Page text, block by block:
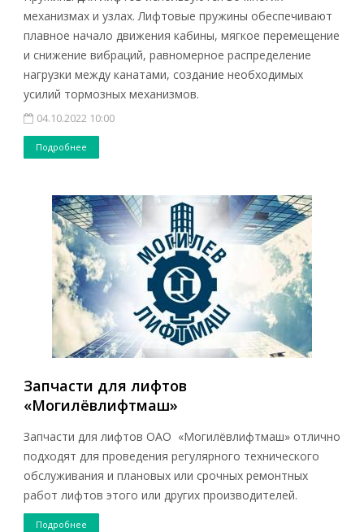
механизмах и узлах. Лифтовые пружины обеспечивают
плавное начало движения кабины, мягкое перемещение
и снижение вибраций, равномерное распределение
нагрузки между канатами, создание необходимых
усилий тормозных механизмов.
04.10.2022 10:00
Подробнее
Запчасти для лифтов
«Могилёвлифтмаш»
Запчасти для лифтов ОАО «Могилёвлифтмаш» отлично
подходят для проведения регулярного технического
обслуживания и плановых или срочных ремонтных
работ лифтов этого или других производителей.
Подробнее